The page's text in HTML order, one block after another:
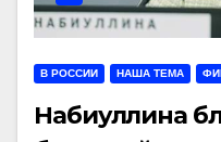
В РОССИИ НАША ТЕМА
Набиуллина